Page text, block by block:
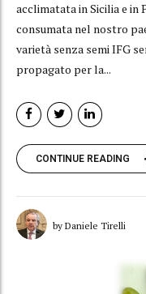
acclimatata in Sicilia e in
consumata nel nostro
varietà senza semi IFG
propagato per la...
CONTINUE READING
by Daniele Tirelli